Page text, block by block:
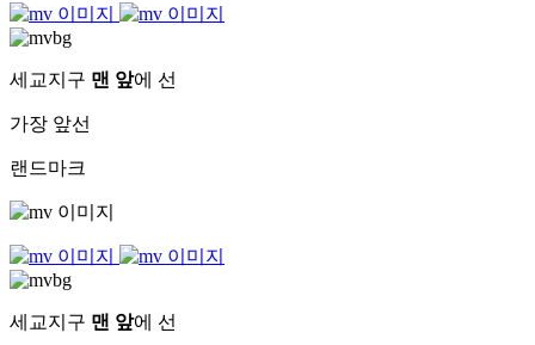
세교지구 맨 앞에 선
가장 앞선
랜드마크
세교지구 맨 앞에 선